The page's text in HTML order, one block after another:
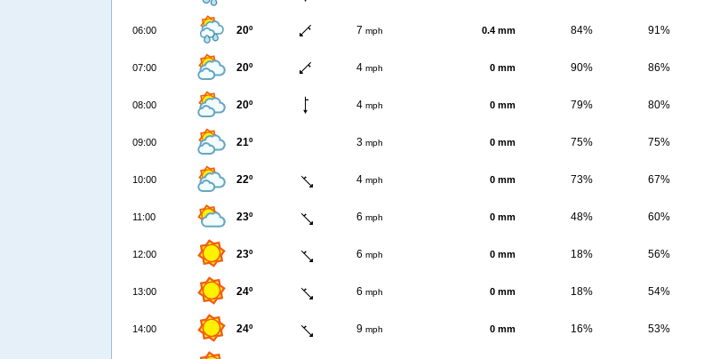
06:00 20º 7 mph 0.4 mm 84% 91%
07:00 20º 4 mph 0 mm 90% 86%
08:00 20º 4 mph 0 mm 79% 80%
09:00 21º 3 mph 0 mm 75% 75%
10:00 22º 4 mph 0 mm 73% 67%
11:00 23º 6 mph 0 mm 48% 60%
12:00 23º 6 mph 0 mm 18% 56%
13:00 24º 6 mph 0 mm 18% 54%
14:00 24º 9 mph 0 mm 16% 53%